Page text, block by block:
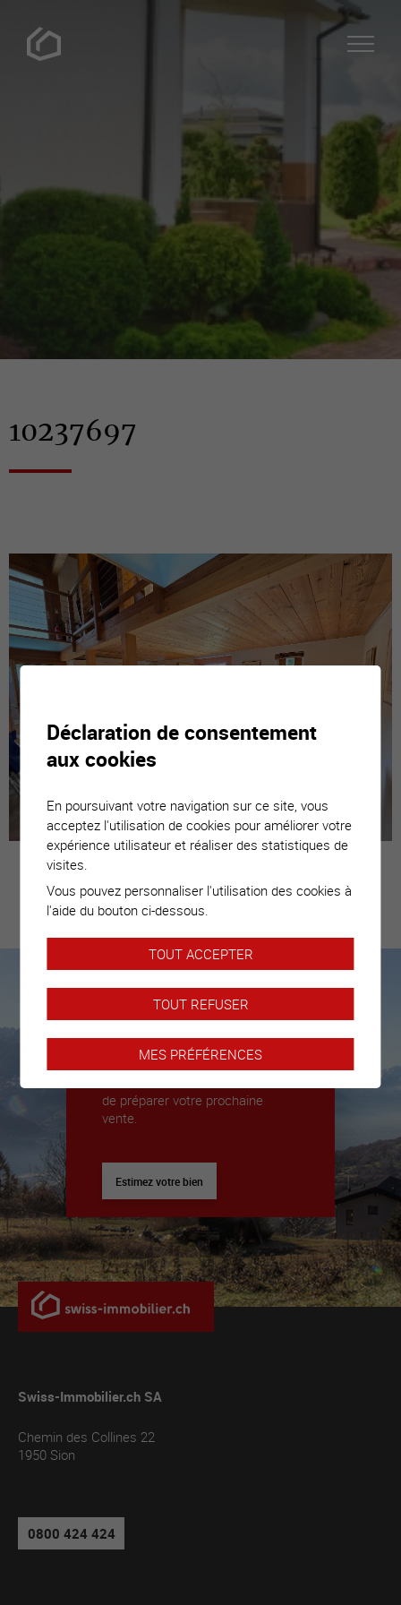
10237697
Estimez votre
bien
Nous sommes là pour vous
Nous déléguerons un expert pour
de préparer votre prochaine
vente.
Estimez votre bien
Swiss-Immobilier.ch SA
Chemin des Collines 22
1950 Sion
0800 424 424
Déclaration de consentement
aux cookies
En poursuivant votre navigation sur ce site, vous
acceptez l'utilisation de cookies pour améliorer votre
expérience utilisateur et réaliser des statistiques de
visites.
Vous pouvez personnaliser l'utilisation des cookies à
l'aide du bouton ci-dessous.
TOUT ACCEPTER
TOUT REFUSER
MES PRÉFÉRENCES